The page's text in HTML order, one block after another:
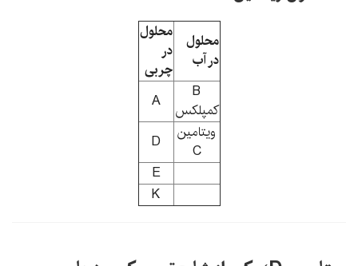
محلول
در آب
محلول
در
چربی
B
کمپلکس
A
ویتامین
C
D
E
K